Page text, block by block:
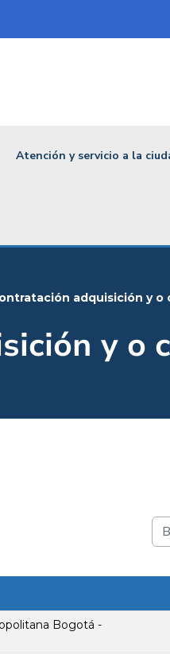
Atención y servicio a la
adquisición y o
y o
Bogotá -